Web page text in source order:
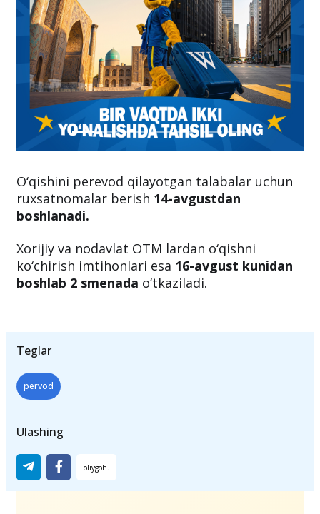
O‘qishini perevod qilayotgan talabalar uchun
ruxsatnomalar berish 14-avgustdan
boshlanadi.
Xorijiy va nodavlat OTM lardan o‘qishni
ko‘chirish imtihonlari esa 16-avgust kunidan
boshlab 2 smenada o‘tkaziladi.
Teglar
pervod
Ulashing